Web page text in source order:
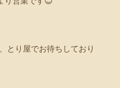
とり屋でお待ちしており